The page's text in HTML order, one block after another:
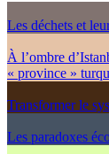
Les déchets et
À l’ombre
« province »
Transformer le
Les paradoxes